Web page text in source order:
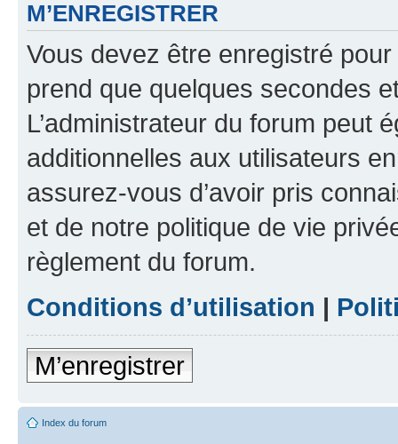
M’ENREGISTRER
Vous devez être enregistré
prend que quelques secondes
L’administrateur du forum peut
additionnelles aux utilisateurs
assurez-vous d’avoir pris
et de notre politique de vie
règlement du forum.
Conditions d’utilisation |
M’enregistrer
Index du forum